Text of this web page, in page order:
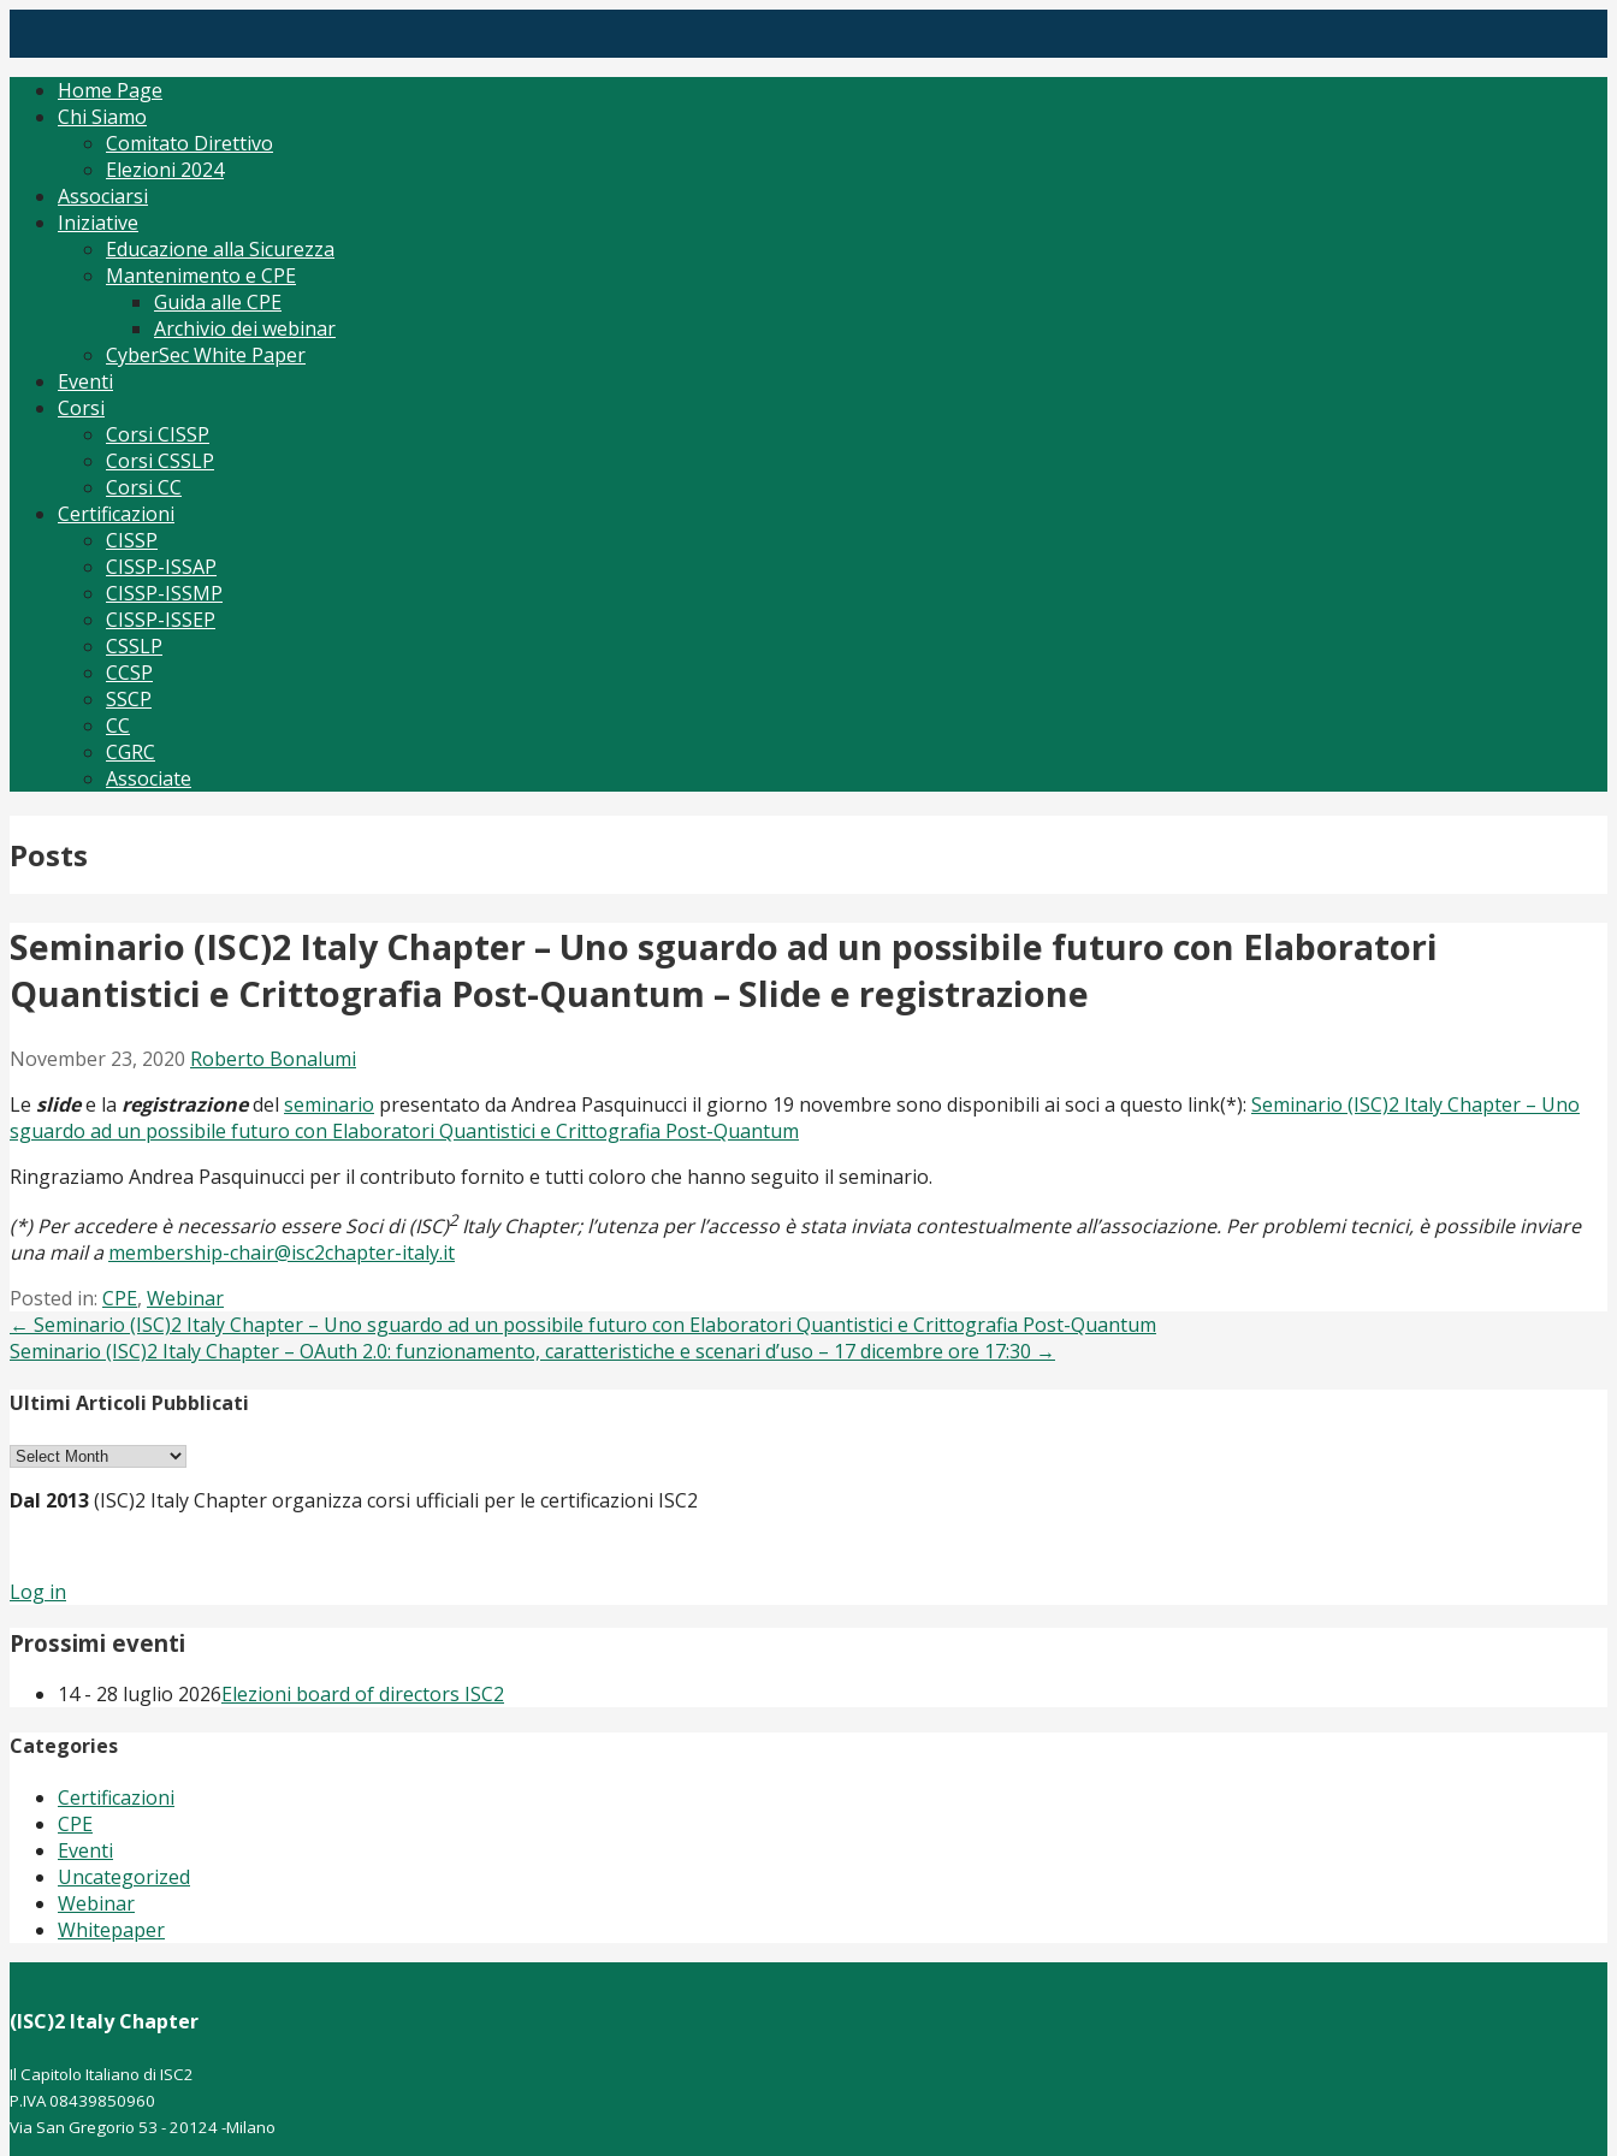
content
Home Page
Chi Siamo
Comitato Direttivo
Elezioni 2024
Associarsi
Iniziative
Educazione alla Sicurezza
Mantenimento e CPE
Guida alle CPE
Archivio dei webinar
CyberSec White Paper
Eventi
Corsi
Corsi CISSP
Corsi CSSLP
Corsi CC
Certificazioni
CISSP
CISSP-ISSAP
CISSP-ISSMP
CISSP-ISSEP
CSSLP
CCSP
SSCP
CC
CGRC
Associate
Posts
Seminario (ISC)2 Italy Chapter – Uno sguardo ad un possibile futuro con Elaboratori
Quantistici e Crittografia Post-Quantum – Slide e registrazione
November 23, 2020 Roberto Bonalumi
Le slidee la registrazionedel seminario presentato da Andrea Pasquinucci il giorno 19 novembre sono disponibili ai soci a questo link(*): Seminario (ISC)2 Italy Chapter – Uno
sguardo ad un possibile futuro con Elaboratori Quantistici e Crittografia Post-Quantum
Ringraziamo Andrea Pasquinucci per il contributo fornito e tutti coloro che hanno seguito il seminario.
(*) Per accedere è necessario essere Soci di (ISC)2Italy Chapter; l’utenza per l’accesso è stata inviata contestualmente all’associazione. Per problemi tecnici, è possibile inviare
una mail amembership-chair@isc2chapter-italy.it
Posted in: CPE, Webinar
Post
navigation
← Seminario (ISC)2 Italy Chapter – Uno sguardo ad un possibile futuro con Elaboratori Quantistici e Crittografia Post-Quantum
Seminario (ISC)2 Italy Chapter – OAuth 2.0: funzionamento, caratteristiche e scenari d’uso – 17 dicembre ore 17:30 →
Ultimi Articoli Pubblicati
Ultimi
Pubblicati
Dal 2013(ISC)2 Italy Chapter organizza corsi ufficiali per le certificazioni ISC2
Log in
Prossimi eventi
14 - 28 luglio 2026Elezioni board of directors ISC2
Categories
Certificazioni
CPE
Eventi
Uncategorized
Webinar
Whitepaper
(ISC)2 Italy Chapter
Il Capitolo Italiano di ISC2
P.IVA 08439850960
Via San Gregorio 53 - 20124 -Milano